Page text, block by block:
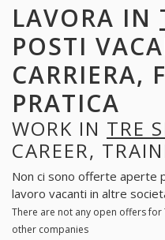
LAVORA IN
POSTI
CARRIERA,
PRATICA
WORK IN TRE
CAREER,
Non ci sono offerte aperte
lavoro vacanti in altre
There are not any open offers for
other companies